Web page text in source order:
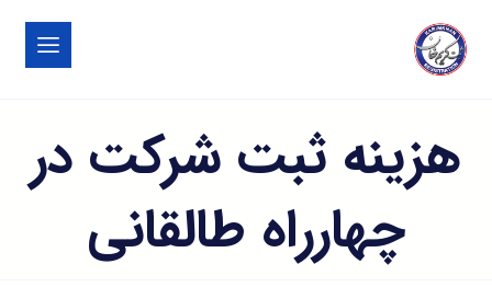
هزینه ثبت شرکت در
چهارراه طالقانی